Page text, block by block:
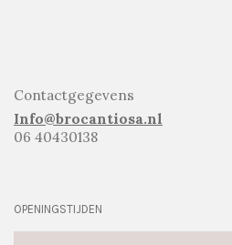
Contactgegevens
Info@brocantiosa.nl
06 40430138
OPENINGSTIJDEN